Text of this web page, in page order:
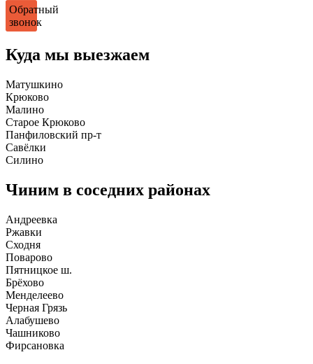
Обратный
звонок
Куда мы выезжаем
Матушкино
Крюково
Малино
Старое Крюково
Панфиловский пр-т
Савёлки
Силино
Чиним в соседних районах
Андреевка
Ржавки
Сходня
Поварово
Пятницкое ш.
Брёхово
Менделеево
Черная Грязь
Алабушево
Чашниково
Фирсановка